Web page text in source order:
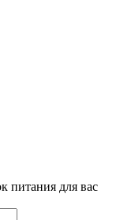
питания для вас